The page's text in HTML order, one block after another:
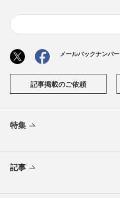
メールバックナンバー
記事掲載のご依頼
特集
記事